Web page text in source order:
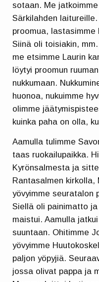
sotaan. Me
Särkilahden
proomua, lastasimme
Siinä oli toisiakin,
me etsimme Laurin
löytyi proomun
nukkumaan.
huonoa, nukuimme
olimme
kuinka paha on olla,
Aamulla tulimme
taas ruokailupaikka.
Kyrönsalmesta ja
Rantasalmen kirkolla,
yövyimme seuratalon
Siellä oli painimatto
maistui. Aamulla
suuntaan. Ohitimme
yövyimme
paljon yöpyjiä.
jossa olivat pappa ja